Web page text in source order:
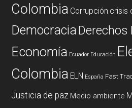
Colombia Corrupción crisis
DemocraciaDerechos
Economía Ecuador Educación
Colombia ELN España Fast
Justicia de paz Medio ambiente